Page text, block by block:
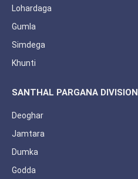
Lohardaga
Gumla
Simdega
Khunti
SANTHAL PARGANA DIVISION
Deoghar
Jamtara
Dumka
Godda